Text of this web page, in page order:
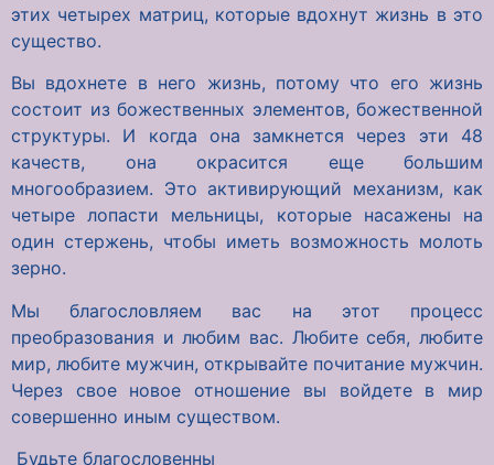
этих четырех матриц, которые вдохнут жизнь в это
существо.
Вы вдохнете в него жизнь, потому что его жизнь
состоит из божественных элементов, божественной
структуры. И когда она замкнется через эти 48
качеств, она окрасится еще большим
многообразием. Это активирующий механизм, как
четыре лопасти мельницы, которые насажены на
один стержень, чтобы иметь возможность молоть
зерно.
Мы благословляем вас на этот процесс
преобразования и любим вас. Любите себя, любите
мир, любите мужчин, открывайте почитание мужчин.
Через свое новое отношение вы войдете в мир
совершенно иным существом.
Будьте благословенны